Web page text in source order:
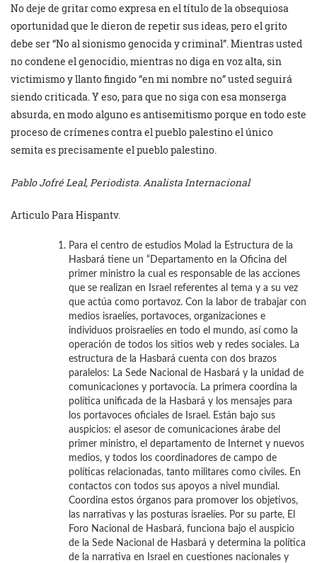
No deje de gritar como expresa en el título de la obsequiosa
oportunidad que le dieron de repetir sus ideas, pero el grito
debe ser “No al sionismo genocida y criminal”. Mientras usted
no condene el genocidio, mientras no diga en voz alta, sin
victimismo y llanto fingido “en mi nombre no” usted seguirá
siendo criticada. Y eso, para que no siga con esa monserga
absurda, en modo alguno es antisemitismo porque en todo este
proceso de crímenes contra el pueblo palestino el único
semita es precisamente el pueblo palestino.
Pablo Jofré Leal, Periodista. Analista Internacional
Articulo Para Hispantv.
Para el centro de estudios Molad la Estructura de la
Hasbará tiene un “Departamento en la Oficina del
primer ministro la cual es responsable de las acciones
que se realizan en Israel referentes al tema y a su vez
que actúa como portavoz. Con la labor de trabajar con
medios israelíes, portavoces, organizaciones e
individuos proisraelíes en todo el mundo, así como la
operación de todos los sitios web y redes sociales. La
estructura de la Hasbará cuenta con dos brazos
paralelos: La Sede Nacional de Hasbará y la unidad de
comunicaciones y portavocía. La primera coordina la
política unificada de la Hasbará y los mensajes para
los portavoces oficiales de Israel. Están bajo sus
auspicios: el asesor de comunicaciones árabe del
primer ministro, el departamento de Internet y nuevos
medios, y todos los coordinadores de campo de
políticas relacionadas, tanto militares como civiles. En
contactos con todos sus apoyos a nivel mundial.
Coordina estos órganos para promover los objetivos,
las narrativas y las posturas israelíes. Por su parte, El
Foro Nacional de Hasbará, funciona bajo el auspicio
de la Sede Nacional de Hasbará y determina la política
de la narrativa en Israel en cuestiones nacionales y